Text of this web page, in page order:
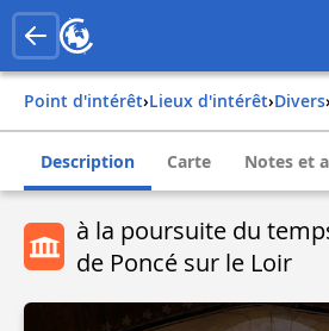
Point d'intérêt› Lieux d'intérêt› Divers›
Description Carte Notes et
à la poursuite du
de Poncé sur le Loir